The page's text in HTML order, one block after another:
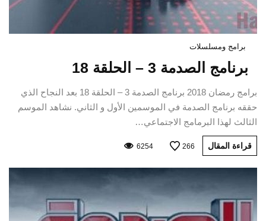
برامج ومسلسلات
برنامج الصدمة 3 – الحلقة 18
برامج رمضان 2018 برنامج الصدمة 3 – الحلقة 18 بعد النجاح الذي
حققه برنامج الصدمة في الموسمين الأول و الثاني. نشاهد الموسم
الثالث لهذا البرمامج الاجتماعي…
قراءة المقال 266
6254